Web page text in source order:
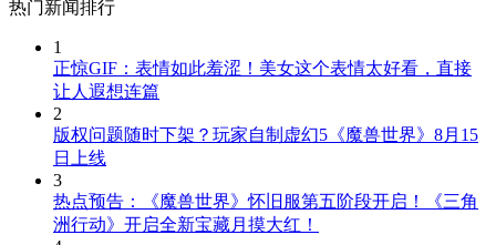
热门新闻排行
1
正惊GIF：表情如此羞涩！美女这个表情太好看，直接
让人遐想连篇
2
版权问题随时下架？玩家自制虚幻5《魔兽世界》8月15
日上线
3
热点预告：《魔兽世界》怀旧服第五阶段开启！《三角
洲行动》开启全新宝藏月摸大红！